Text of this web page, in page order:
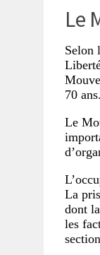
Le
Selon
70 ans.
Le
La
dont
les